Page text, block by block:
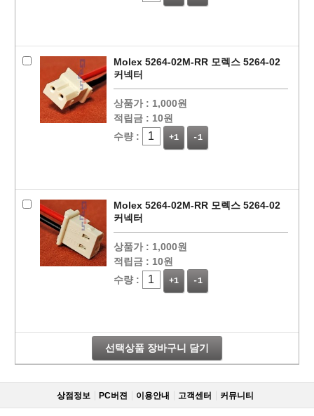
Molex 5264-02M-RR 모렉스 5264-02
커넥터
상품가 : 1,000원
적립금 : 10원
수량 :
+1 -1
Molex 5264-02M-RR 모렉스 5264-02
커넥터
상품가 : 1,000원
적립금 : 10원
수량 :
+1 -1
선택상품 장바구니 담기
상점정보 PC버젼 이용안내 고객센터 커뮤니티